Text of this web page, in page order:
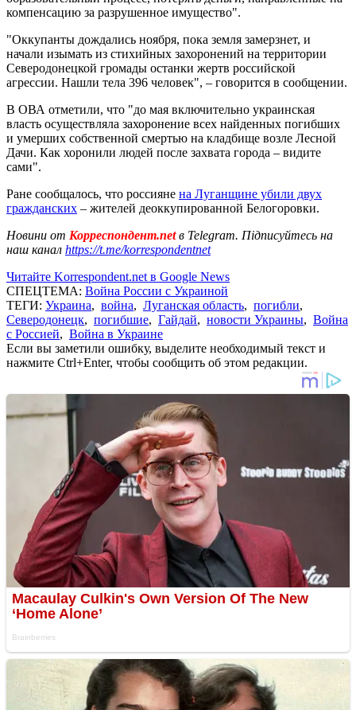
компенсацию за разрушенное имущество".
"Оккупанты дождались ноября, пока земля замерзнет, ​​и
начали изымать из стихийных захоронений на территории
Северодонецкой громады останки жертв российской
агрессии. Нашли тела 396 человек", – говорится в сообщении.
В ОВА отметили, что "до мая включительно украинская
власть осуществляла захоронение всех найденных погибших
и умерших собственной смертью на кладбище возле Лесной
Дачи. Как хоронили людей после захвата города – видите
сами".
Ране сообщалось, что россияне на Луганщине убили двух
гражданских – жителей деоккупированной Белогоровки.
Новини от Корреспондент.netв Telegram. Підписуйтесь на
наш канал https://t.me/korrespondentnet
Читайте Korrespondent.net в Google News
СПЕЦТЕМА: Война России с Украиной
ТЕГИ: Украина, война, Луганская область, погибли,
Северодонецк, погибшие, Гайдай, новости Украины, Война
с Россией, Война в Украине
Если вы заметили ошибку, выделите необходимый текст и
нажмите Ctrl+Enter, чтобы сообщить об этом редакции.